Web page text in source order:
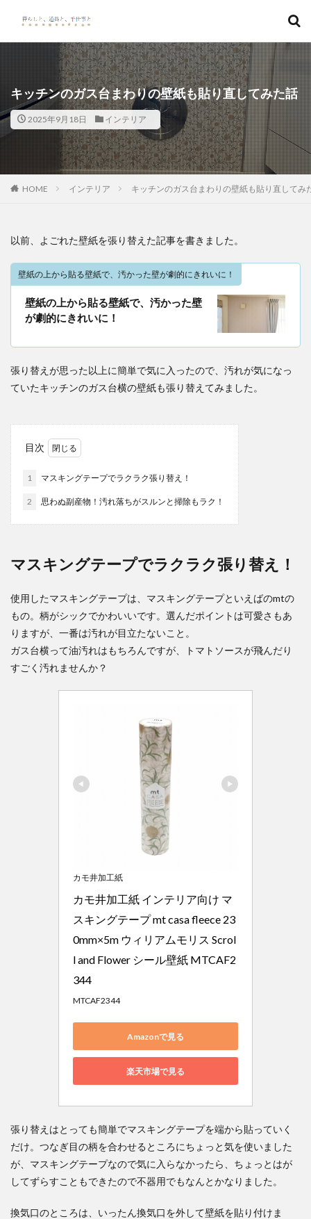
キッチンのガス台まわりの壁紙も貼り直してみた話
2025年9月18日 インテリア
HOME インテリア キッチンのガス台まわりの壁紙も貼り直してみ
以前、よごれた壁紙を張り替えた記事を書きました。
壁紙の上から貼る壁紙で、汚かった壁が劇的にきれいに！
壁紙の上から貼る壁紙で、汚かった壁
が劇的にきれいに！
張り替えが思った以上に簡単で気に入ったので、汚れが気になっ
ていたキッチンのガス台横の壁紙も張り替えてみました。
目次
1 マスキングテープでラクラク張り替え！
2 思わぬ副産物！汚れ落ちがスルンと掃除もラク！
マスキングテープでラクラク張り替え！
使用したマスキングテープは、マスキングテープといえばのmtの
もの。柄がシックでかわいいです。選んだポイントは可愛さもあ
りますが、一番は汚れが目立たないこと。
ガス台横って油汚れはもちろんですが、トマトソースが飛んだり
すごく汚れませんか？
カモ井加工紙
カモ井加工紙 インテリア向け マ
スキングテープ mt casa fleece 23
0mm×5m ウィリアムモリス Scrol
l and Flower シール壁紙 MTCAF2
344
MTCAF2344
Amazonで見る
楽天市場で見る
張り替えはとっても簡単でマスキングテープを端から貼っていく
だけ。つなぎ目の柄を合わせるところにちょっと気を使いました
が、マスキングテープなので気に入らなかったら、ちょっとはが
してずらすこともできたので不器用でもなんとかなりました。
換気口のところは、いったん換気口を外して壁紙を貼り付けま
カテゴリー
検索